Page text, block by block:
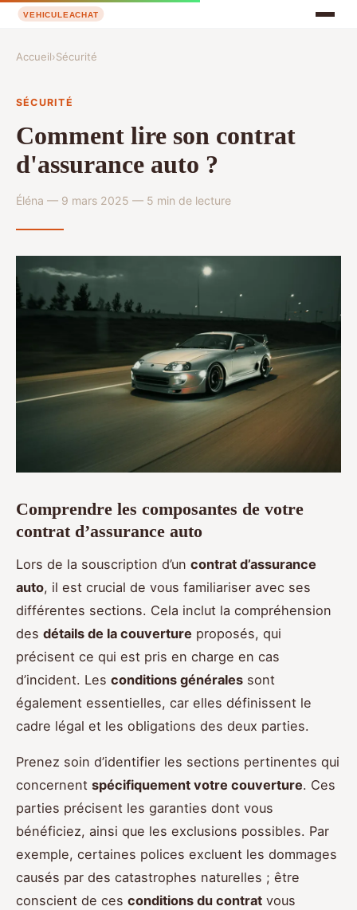
Accueil›Sécurité
SÉCURITÉ
Comment lire son contrat
d'assurance auto ?
Éléna — 9 mars 2025 — 5 min de lecture
Comprendre les composantes de votre
contrat d’assurance auto
Lors de la souscription d’un contrat d’assurance
auto, il est crucial de vous familiariser avec ses
différentes sections. Cela inclut la compréhension
des détails de la couverture proposés, qui
précisent ce qui est pris en charge en cas
d’incident. Les conditions générales sont
également essentielles, car elles définissent le
cadre légal et les obligations des deux parties.
Prenez soin d’identifier les sections pertinentes qui
concernent spécifiquement votre couverture. Ces
parties précisent les garanties dont vous
bénéficiez, ainsi que les exclusions possibles. Par
exemple, certaines polices excluent les dommages
causés par des catastrophes naturelles ; être
conscient de ces conditions du contrat vous